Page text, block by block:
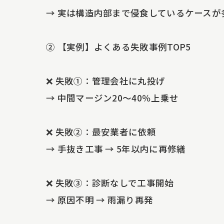
→ 実は構造内部まで侵食しているケースが
② 【実例】よくある失敗事例TOP5
❌ 失敗①：管理会社に丸投げ
→ 中間マージン20〜40％上乗せ
❌ 失敗②：最安業者に依頼
→ 手抜き工事 → 5年以内に再修繕
❌ 失敗③：診断なしで工事開始
→ 原因不明 → 雨漏り再発